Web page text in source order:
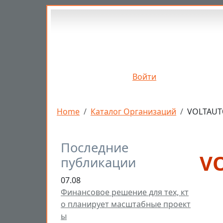
Перейти к основному содержанию
Войти
Строка навигации
Home Каталог Организаций
Последние
публикации
07.08
Финансовое решение для тех, кт
о планирует масштабные проект
ы